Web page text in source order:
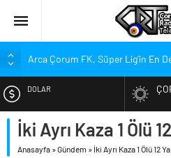
Arca Çorum FK, Süper Lig’in En
Kırmızı Kanatlar’dan Kadınlara
Arca Çorum FK’nin Yeni
Arca Çorum FK’de İki İsim
Tritikale ve Ayçiçeği Tarlalarında
DOLAR
EURO
İki Ayrı Kaza 1 Ölü
Anasayfa »Gündem » İki Ayrı Kaza 1 Ölü 12